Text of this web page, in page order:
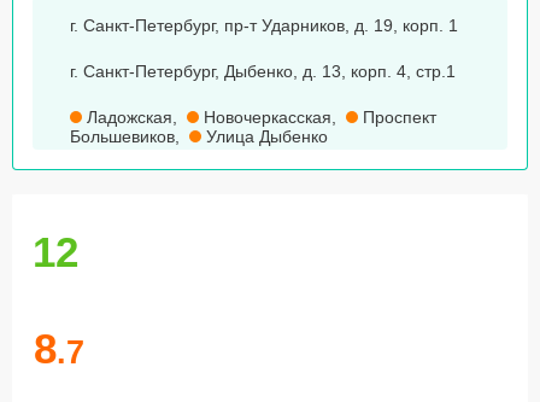
г. Санкт-Петербург, пр-т Ударников, д. 19, корп. 1
г. Санкт-Петербург, Дыбенко, д. 13, корп. 4, стр.1
Ладожская, Новочеркасская,
Проспект
Большевиков, Улица Дыбенко
12
8.7